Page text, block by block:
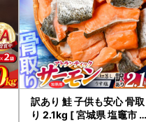
訳あり 鮭 子供も安心 骨取
り 2.1kg [ 宮城県 塩竈市 ]